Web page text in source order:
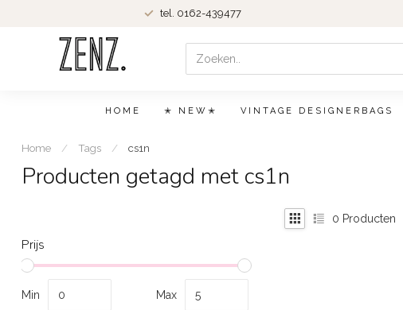
tel. 0162-439477
HOME ✭ NEW✭ VINTAGE DESIGNERBAGS
Home / Tags / cs1n
Producten getagd met cs1n
Prijs
Min Max
0 Producten